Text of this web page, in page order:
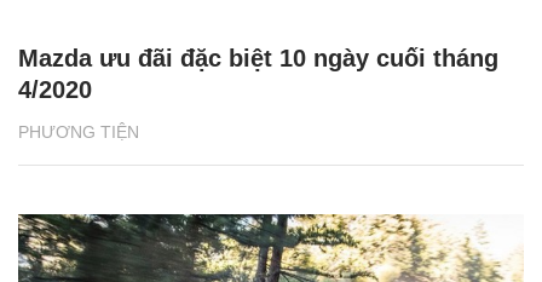
PHƯƠNG TIỆN
Mazda ưu đãi đặc biệt 10 ngày cuối tháng
4/2020